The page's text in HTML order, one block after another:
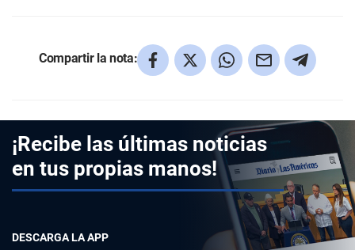
Compartir la nota:
¡Recibe las últimas noticias
en tus propias manos!
DESCARGA LA APP